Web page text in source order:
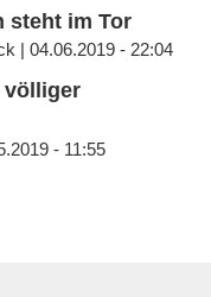
steht im Tor
| 04.06.2019 - 22:04
völliger
- 11:55